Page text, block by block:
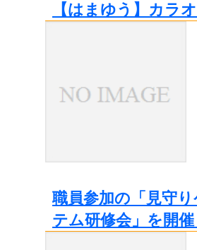
【はまゆう】カラ
職員参加の「見守
テム研修会」を開